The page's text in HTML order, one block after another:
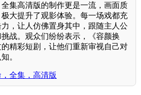
集高清版的制作更是一流，画面质
大提升了观影体验。每一场戏都充
，让人仿佛置身其中，跟随主人公
战。观众们纷纷表示，《容颜换
精彩短剧，让他们重新审视自己对
。
全集，高清版